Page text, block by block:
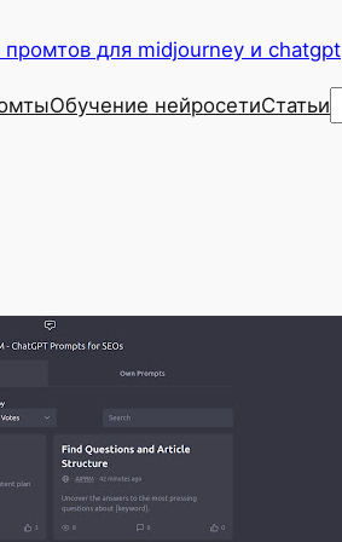
промтов для midjourney и chatgpt
Обучение нейросетиСтатьи